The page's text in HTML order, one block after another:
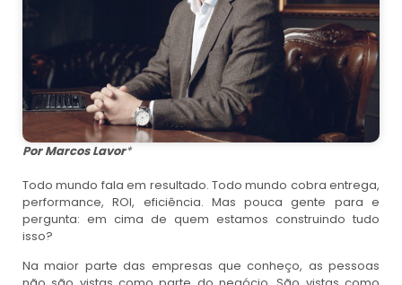
Por Marcos Lavor*
Todo mundo fala em resultado. Todo mundo cobra entrega,
performance, ROI, eficiência. Mas pouca gente para e
pergunta: em cima de quem estamos construindo tudo
isso?
Na maior parte das empresas que conheço, as pessoas